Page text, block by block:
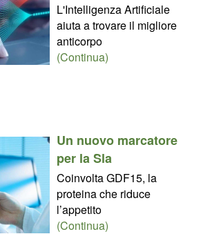
L'Intelligenza Artificiale
aiuta a trovare il migliore
anticorpo
(Continua)
Un nuovo marcatore
per la Sla
Coinvolta GDF15, la
proteina che riduce
l’appetito
(Continua)